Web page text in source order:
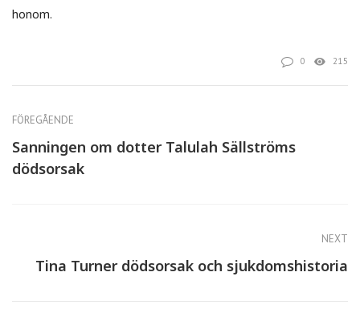
honom.
0 215
FÖREGÅENDE
Sanningen om dotter Talulah Sällströms
dödsorsak
NEXT
Tina Turner dödsorsak och sjukdomshistoria